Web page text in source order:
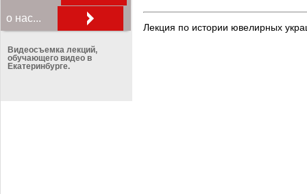
о нас...
Видеосъемка лекций,
обучающего видео в
Екатеринбурге.
Лекция по истории ювелирных